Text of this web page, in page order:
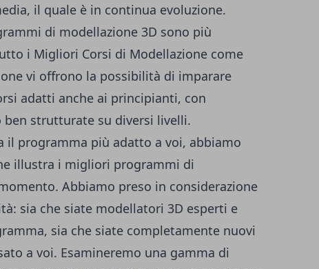
il quale è in continua evoluzione.
di modellazione 3D sono più
i Migliori Corsi di Modellazione come
vi offrono la possibilità di imparare
adatti anche ai principianti, con
ben strutturate su diversi livelli.
il programma più adatto a voi, abbiamo
illustra i migliori programmi di
Abbiamo preso in considerazione
sia che siate modellatori 3D esperti e
sia che siate completamente nuovi
a voi. Esamineremo una gamma di